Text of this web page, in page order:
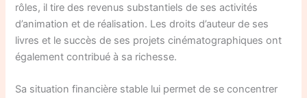
rôles, il tire des revenus substantiels de ses activités
d’animation et de réalisation. Les droits d’auteur de ses
livres et le succès de ses projets cinématographiques ont
également contribué à sa richesse.
Sa situation financière stable lui permet de se concentrer